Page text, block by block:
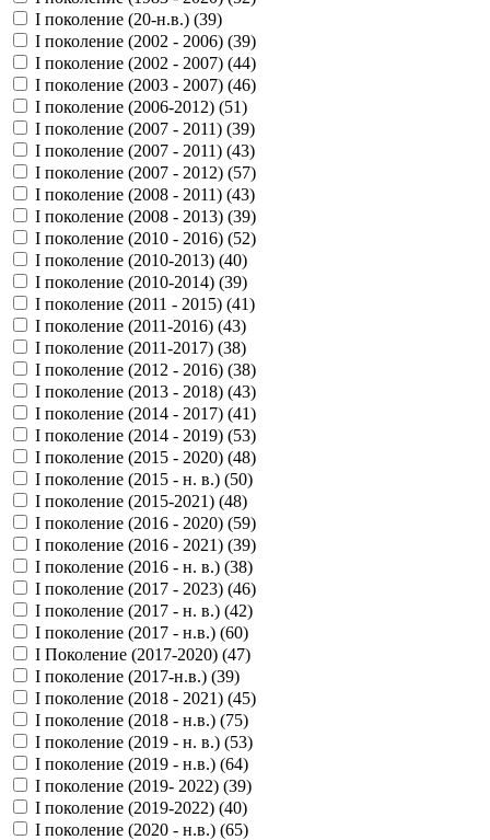
I поколение (20-н.в.) (39)
I поколение (2002 - 2006) (39)
I поколение (2002 - 2007) (44)
I поколение (2003 - 2007) (46)
I поколение (2006-2012) (51)
I поколение (2007 - 2011) (39)
I поколение (2007 - 2011) (43)
I поколение (2007 - 2012) (57)
I поколение (2008 - 2011) (43)
I поколение (2008 - 2013) (39)
I поколение (2010 - 2016) (52)
I поколение (2010-2013) (40)
I поколение (2010-2014) (39)
I поколение (2011 - 2015) (41)
I поколение (2011-2016) (43)
I поколение (2011-2017) (38)
I поколение (2012 - 2016) (38)
I поколение (2013 - 2018) (43)
I поколение (2014 - 2017) (41)
I поколение (2014 - 2019) (53)
I поколение (2015 - 2020) (48)
I поколение (2015 - н. в.) (50)
I поколение (2015-2021) (48)
I поколение (2016 - 2020) (59)
I поколение (2016 - 2021) (39)
I поколение (2016 - н. в.) (38)
I поколение (2017 - 2023) (46)
I поколение (2017 - н. в.) (42)
I поколение (2017 - н.в.) (60)
I Поколение (2017-2020) (47)
I поколение (2017-н.в.) (39)
I поколение (2018 - 2021) (45)
I поколение (2018 - н.в.) (75)
I поколение (2019 - н. в.) (53)
I поколение (2019 - н.в.) (64)
I поколение (2019- 2022) (39)
I поколение (2019-2022) (40)
I поколение (2020 - н.в.) (65)